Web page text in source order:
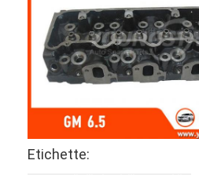
Casa.
Prodotti
Video
Etichette: